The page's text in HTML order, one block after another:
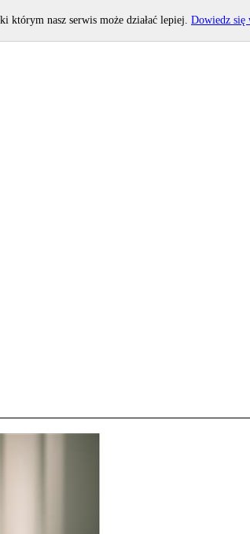
którym nasz serwis może działać lepiej. Dowiedz się